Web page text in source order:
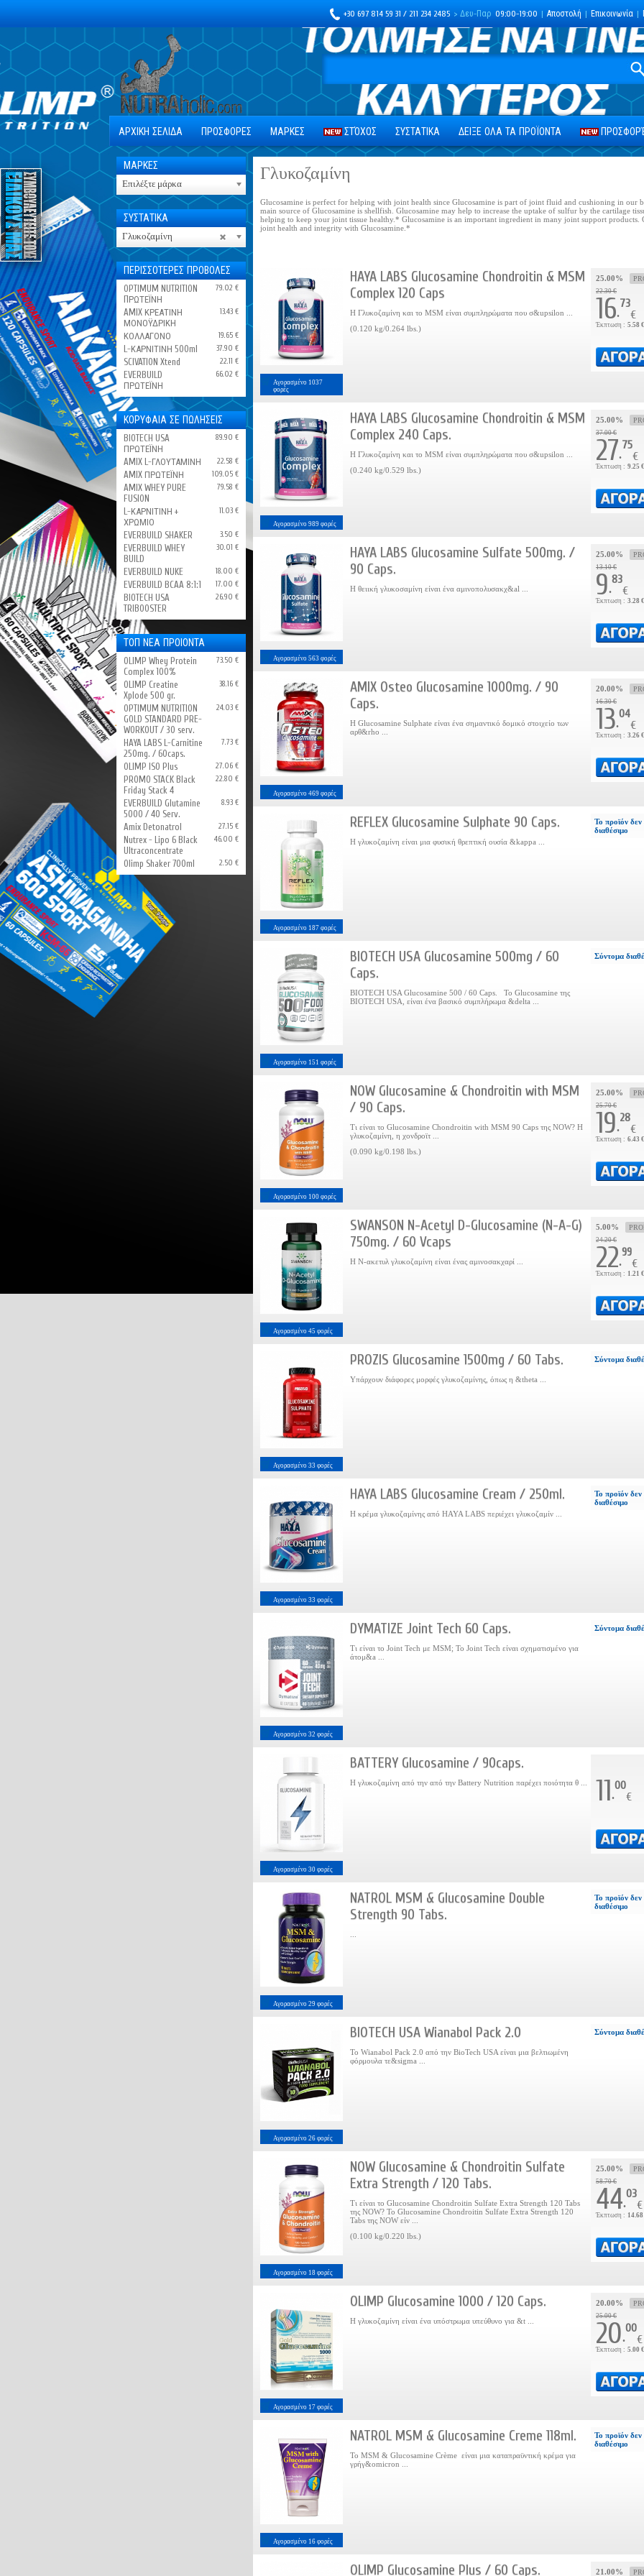
+30 697 814 59 31 / 211 234 2485 > Δευ-Παρ 09:00-19:00 | Αποστολή | Επικοινωνία |
ΑΡΧΙΚΗ ΣΕΛΙΔΑ ΠΡΟΣΦΟΡΕΣ ΜΑΡΚΕΣ ΣΤΌΧΟΣ ΣΥΣΤΑΤΙΚΑ ΔΕΙΞΕ ΟΛΑ ΤΑ ΠΡΟΪΟΝΤΑ
ΜΑΡΚΕΣ
Επιλέξτε μάρκα
ΣΥΣΤΑΤΙΚΑ
Γλυκοζαμίνη
ΠΕΡΙΣΣΟΤΕΡΕΣ ΠΡΟΒΟΛΕΣ
OPTIMUM NUTRITION
ПΡΩΤΕΪΝΗ
79.02 €
AMIX ΚΡΕΑΤΙΝΗ
ΜΟΝΟΫΔΡΙΚΗ
13.43 €
ΚΟΛΛΑΓΟΝΟ 19.65 €
L-ΚΑΡΝΙΤΙΝΗ 500ml 37.90 €
SCIVATION Xtend 22.11 €
EVERBUILD
ΠΡΩΤΕΪΝΗ
66.02 €
ΚΟΡΥΦΑΙΑ ΣΕ ΠΩΛΗΣΕΙΣ
BIOTECH USA
ΠΡΩΤΕΪΝΗ
89.90 €
AMIX L-ΓΛΟΥΤΑΜΙΝΗ 22.58 €
AMIX ΠΡΩΤΕΪΝΗ 109.05 €
AMIX WHEY PURE
FUSION
79.58 €
L-ΚΑΡΝΙΤΙΝΗ +
ΧΡΩΜΙΟ
11.03 €
EVERBUILD SHAKER 3.50 €
EVERBUILD WHEY
BUILD
30.01 €
EVERBUILD NUKE 18.00 €
EVERBUILD BCAA 8:1:1 17.00 €
BIOTECH USA
TRIBOOSTER
26.90 €
ΤΟΠ ΝΕΑ ΠΡΟΙΟΝΤΑ
OLIMP Whey Protein
Complex 100%
73.50 €
OLIMP Creatine
Xplode 500 gr.
38.16 €
OPTIMUM NUTRITION
GOLD STANDARD PRE-
WORKOUT / 30 serv.
24.03 €
HAYA LABS L-Carnitine
250mg. / 60caps.
7.73 €
OLIMP ISO Plus 27.06 €
PROMO STACK Black
Friday Stack 4
22.80 €
EVERBUILD Glutamine
5000 / 40 Serv.
8.93 €
Amix Detonatrol 27.15 €
Nutrex - Lipo 6 Black
Ultraconcentrate
46.00 €
Olimp Shaker 700ml 2.50 €
Γλυκοζαμίνη
Glucosamine is perfect for helping with joint health since Glucosamine is part of joint fluid and cushioning in our
main source of Glucosamine is shellfish. Glucosamine may help to increase the uptake of sulfur by the cartilage
helping to keep your joint tissue healthy.* Glucosamine is an important ingredient in many joint support products.
joint health and integrity with Glucosamine.*
Αγορασμένο 1037
φορές
HAYA LABS Glucosamine Chondroitin & MSM
Complex 120 Caps
H Γλυκοζαμίνη και το MSM είναι συμπληρώματα που σ&upsilon ...
(0.120 kg/0.264 lbs.)
25.00%
22.30 €
16.
73
€
Έκπτωση : 5.58 €
Αγορασμένο 989 φορές
HAYA LABS Glucosamine Chondroitin & MSM
Complex 240 Caps.
H Γλυκοζαμίνη και το MSM είναι συμπληρώματα που σ&upsilon ...
(0.240 kg/0.529 lbs.)
25.00%
37.00 €
27.
75
€
Έκπτωση : 9.25 €
Αγορασμένο 563 φορές
HAYA LABS Glucosamine Sulfate 500mg. /
90 Caps.
Η θειική γλυκοσαμίνη είναι ένα αμινοπολυσακχ&al ...
25.00%
13.10 €
9.
83
€
Έκπτωση : 3.28 €
Αγορασμένο 469 φορές
AMIX Osteo Glucosamine 1000mg. / 90
Caps.
Η Glucosamine Sulphate είναι ένα σημαντικό δομικό στοιχείο των
αρθ&rho ...
20.00%
16.30 €
13.
04
€
Έκπτωση : 3.26 €
Αγορασμένο 187 φορές
REFLEX Glucosamine Sulphate 90 Caps.
Η γλυκοζαμίνη είναι μια φυσική θρεπτική ουσία &kappa ...
Το προϊόν δεν
διαθέσιμο
Αγορασμένο 151 φορές
BIOTECH USA Glucosamine 500mg / 60
Caps.
BIOTECH USA Glucosamine 500 / 60 Caps. Το Glucosamine της
BIOTECH USA, είναι ένα βασικό συμπλήρωμα &delta ...
Σύντομα
Αγορασμένο 100 φορές
NOW Glucosamine & Chondroitin with MSM
/ 90 Caps.
Τι είναι το Glucosamine Chondroitin with MSM 90 Caps της NOW? Η
γλυκοζαμίνη, η χονδροϊτ ...
(0.090 kg/0.198 lbs.)
25.00%
25.70 €
19.
28
€
Έκπτωση : 6.43 €
Αγορασμένο 45 φορές
SWANSON N-Acetyl D-Glucosamine (N-A-G)
750mg. / 60 Vcaps
Η Ν-ακετυλ γλυκοζαμίνη είναι ένας αμινοσακχαρί ...
5.00%
24.20 €
22.
99
€
Έκπτωση : 1.21 €
Αγορασμένο 33 φορές
PROZIS Glucosamine 1500mg / 60 Tabs.
Υπάρχουν διάφορες μορφές γλυκοζαμίνης, όπως η &theta ...
Σύντομα
Αγορασμένο 33 φορές
HAYA LABS Glucosamine Cream / 250ml.
Η κρέμα γλυκοζαμίνης από HAYA LABS περιέχει γλυκοζαμίν ...
Το προϊόν δεν
διαθέσιμο
Αγορασμένο 32 φορές
DYMATIZE Joint Tech 60 Caps.
Τι είναι το Joint Tech με MSM; Το Joint Tech είναι σχηματισμένο για
άτομ&a ...
Σύντομα
Αγορασμένο 30 φορές
BATTERY Glucosamine / 90caps.
Η γλυκοζαμίνη από την από την Battery Nutrition παρέχει ποιότητα θ ... 11.
00
€
Αγορασμένο 29 φορές
NATROL MSM & Glucosamine Double
Strength 90 Tabs.
Το προϊόν δεν
διαθέσιμο
Αγορασμένο 26 φορές
BIOTECH USA Wianabol Pack 2.0
Το Wianabol Pack 2.0 από την BioTech USA είναι μια βελτιωμένη
φόρμουλα τε&sigma ...
Σύντομα
Αγορασμένο 18 φορές
NOW Glucosamine & Chondroitin Sulfate
Extra Strength / 120 Tabs.
Τι είναι το Glucosamine Chondroitin Sulfate Extra Strength 120 Tabs
της NOW? Το Glucosamine Chondroitin Sulfate Extra Strength 120
Tabs της NOW είν ...
(0.100 kg/0.220 lbs.)
25.00%
58.70 €
44.
03
€
Έκπτωση :
Αγορασμένο 17 φορές
OLIMP Glucosamine 1000 / 120 Caps.
Η γλυκοζαμίνη είναι ένα υπόστρωμα υπεύθυνο για &t ...
20.00%
25.00 €
20.
00
€
Έκπτωση : 5.00 €
Αγορασμένο 16 φορές
NATROL MSM & Glucosamine Creme 118ml.
Το MSM & Glucosamine Crème είναι μια καταπραϋντική κρέμα για
γρήγ&omicron ...
Το προϊόν δεν
διαθέσιμο
OLIMP Glucosamine Plus / 60 Caps. 21.00%